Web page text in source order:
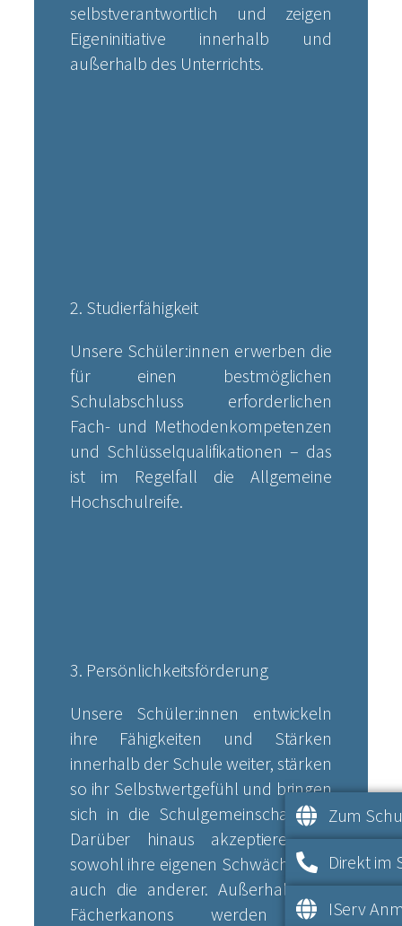
selbstverantwortlich und zeigen
Eigeninitiative innerhalb und
außerhalb des Unterrichts.
2. Studierfähigkeit
Unsere Schüler:innen erwerben die
für einen bestmöglichen
Schulabschluss erforderlichen
Fach- und Methodenkompetenzen
und Schlüsselqualifikationen – das
ist im Regelfall die Allgemeine
Hochschulreife.
3. Persönlichkeitsförderung
Unsere Schüler:innen entwickeln
ihre Fähigkeiten und Stärken
innerhalb der Schule weiter, stärken
so ihr Selbstwertgefühl und bringen
sich in die Schulgemeinschaft ein.
Darüber hinaus akzeptieren sie
sowohl ihre eigenen Schwächen als
auch die anderer. Außerhalb des
Fächerkanons werden ihre
Zum
Direkt im
IServ